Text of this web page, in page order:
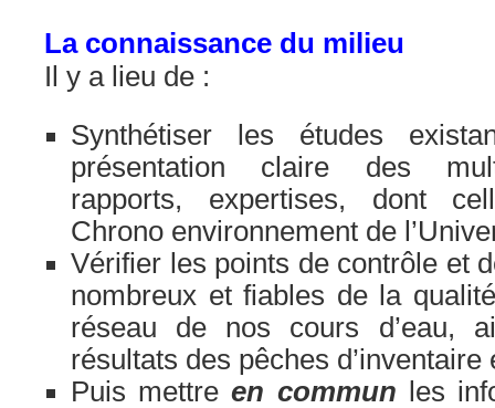
La connaissance du milieu
Il y a lieu de :
Synthétiser les études
présentation claire des
rapports, expertises, dont
Chrono environnement de
Vérifier les points de contrôle et
nombreux et fiables de la
réseau de nos cours d’eau,
résultats des pêches
Puis mettre en commun les